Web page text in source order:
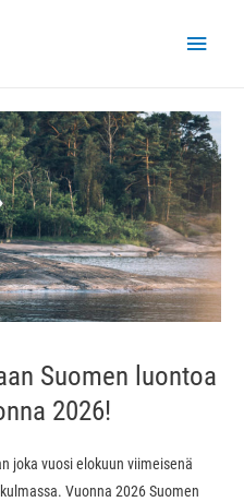
Suomen luontoa
2026!
joka vuosi elokuun viimeisenä
Vuonna 2026 Suomen